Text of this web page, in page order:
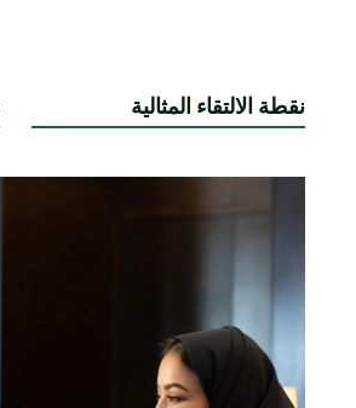
نقطة الالتقاء المثالية